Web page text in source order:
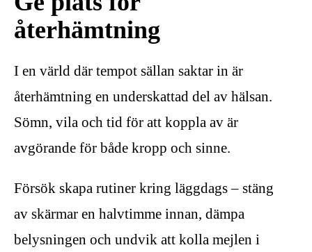
återhämtning
I en värld där tempot sällan saktar in är
återhämtning en underskattad del av hälsan.
Sömn, vila och tid för att koppla av är
avgörande för både kropp och sinne.
Försök skapa rutiner kring läggdags – stäng
av skärmar en halvtimme innan, dämpa
belysningen och undvik att kolla mejlen i